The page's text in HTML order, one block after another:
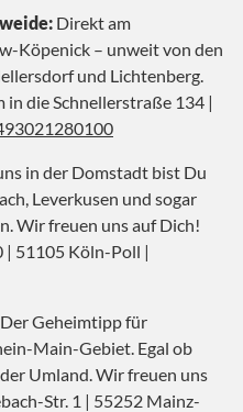
Direkt am
Köpenick – unweit von den
und Lichtenberg.
die Schnellerstraße 134 |
in der Domstadt bist Du
Leverkusen und sogar
Wir freuen uns auf Dich!
| 51105 Köln-Poll |
Der Geheimtipp für
Main-Gebiet. Egal ob
Umland. Wir freuen uns
Str. 1 | 55252 Mainz-